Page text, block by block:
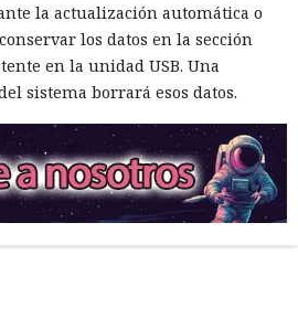
la actualización automática o
los datos en la sección
en la unidad USB. Una
sistema borrará esos datos.